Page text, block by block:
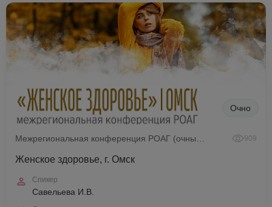
Очно
909
Женское здоровье, г. Омск
Спикер
Савельева И.В.